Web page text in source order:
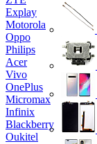
Explay
Motorola
Oppo
Philips
Acer
Vivo
OnePlus
Micromax
Infinix
Blackberry
Oukitel